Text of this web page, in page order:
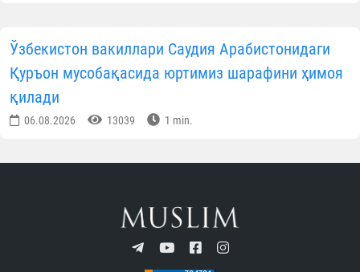
Ўзбекистон вакиллари Саудия Арабистонидаги
Қуръон мусобақасида юртимиз шарафини ҳимоя
қилади
06.08.2026 13039 1 min.